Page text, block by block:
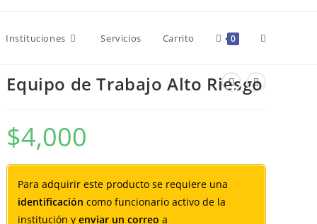
Instituciones Servicios Carrito 0 Alternar
búsqueda
Equipo de Trabajo Alto Riesgo
$4,000
Para adquirir este producto se requiere una
identificación como funcionario activo de la
institución yenviar un correo a